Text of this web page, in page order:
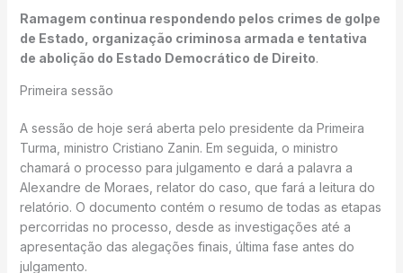
Ramagem continua respondendo pelos crimes de golpe
de Estado, organização criminosa armada e tentativa
de abolição do Estado Democrático de Direito.
Primeira sessão
A sessão de hoje será aberta pelo presidente da Primeira
Turma, ministro Cristiano Zanin. Em seguida, o ministro
chamará o processo para julgamento e dará a palavra a
Alexandre de Moraes, relator do caso, que fará a leitura do
relatório. O documento contém o resumo de todas as etapas
percorridas no processo, desde as investigações até a
apresentação das alegações finais, última fase antes do
julgamento.